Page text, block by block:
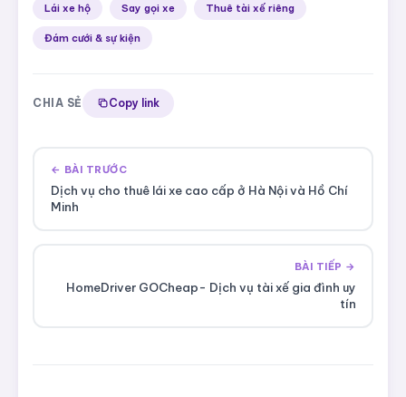
Lái xe hộ Say gọi xe Thuê tài xế riêng
Đám cưới & sự kiện
CHIA SẺ Copy link
← BÀI TRƯỚC
Dịch vụ cho thuê lái xe cao cấp ở Hà Nội và Hồ Chí
Minh
BÀI TIẾP →
HomeDriver GOCheap- Dịch vụ tài xế gia đình uy
tín